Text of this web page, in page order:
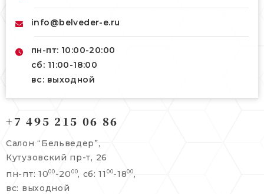
info@belveder-e.ru
пн-пт: 10:00-20:00
сб: 11:00-18:00
вс: выходной
121165, г. Москва,Кутузовский пр-т, 26
+7 495 215 06 86
info@belveder-e.ru
121165, г. Москва,
+7 495 477 45 43
info@belveder-e.ru
+7 495 215 06 86
Салон “Бельведер”,
Кутузовский пр-т, 26
пн-пт: 1000 -20 00, сб: 11 00-1800 ,
вс: выходной